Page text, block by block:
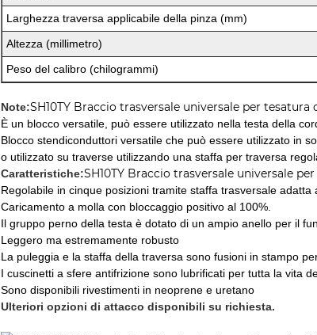
Larghezza traversa applicabile della pinza (mm)
Altezza (millimetro)
Peso del calibro (chilogrammi)
Note:SH10TY Braccio trasversale universale per tesatura
È un blocco versatile, può essere utilizzato nella testa della
Blocco stendiconduttori versatile che può essere utilizzato in
o utilizzato su traverse utilizzando una staffa per traversa
Caratteristiche:SH10TY Braccio trasversale universale
Regolabile in cinque posizioni tramite staffa trasversale
Caricamento a molla con bloccaggio positivo al 100%.
Il gruppo perno della testa è dotato di un ampio anello per il
Leggero ma estremamente robusto
La puleggia e la staffa della traversa sono fusioni in stampo
I cuscinetti a sfere antifrizione sono lubrificati per tutta la vita
Sono disponibili rivestimenti in neoprene e uretano
Ulteriori opzioni di attacco disponibili su richiesta.